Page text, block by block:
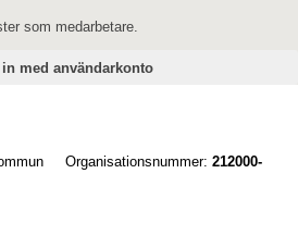
som medarbetare.
Organisationsnummer: 212000-